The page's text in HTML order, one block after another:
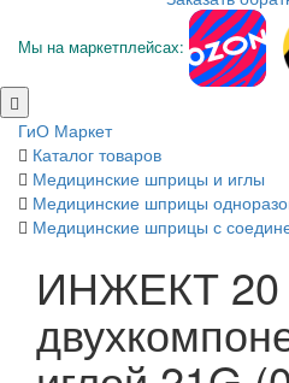
Мы на маркетплейсах:
ГиО Маркет
Каталог товаров
Медицинские шприцы и иглы
Медицинские шприцы
Медицинские шприцы с
ИНЖЕКТ 20